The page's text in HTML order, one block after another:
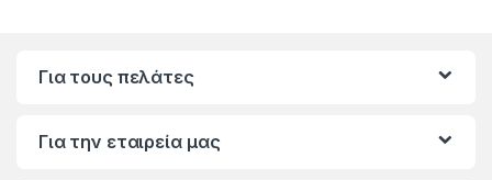
Για τους πελάτες
Για την εταιρεία μας